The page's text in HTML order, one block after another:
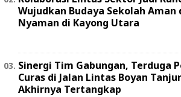
Wujudkan Budaya Sekolah Aman
Nyaman di Kayong Utara
Sinergi Tim Gabungan, Terduga
Curas di Jalan Lintas Boyan
Akhirnya Tertangkap